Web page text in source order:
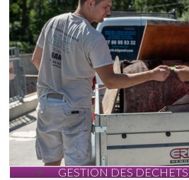
GESTION DES DECHETS